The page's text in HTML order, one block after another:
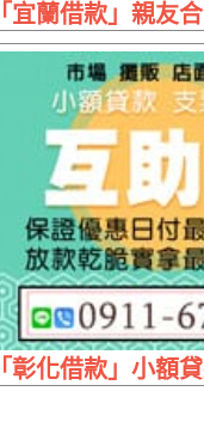
「宜蘭借款」親友
「彰化借款」小額